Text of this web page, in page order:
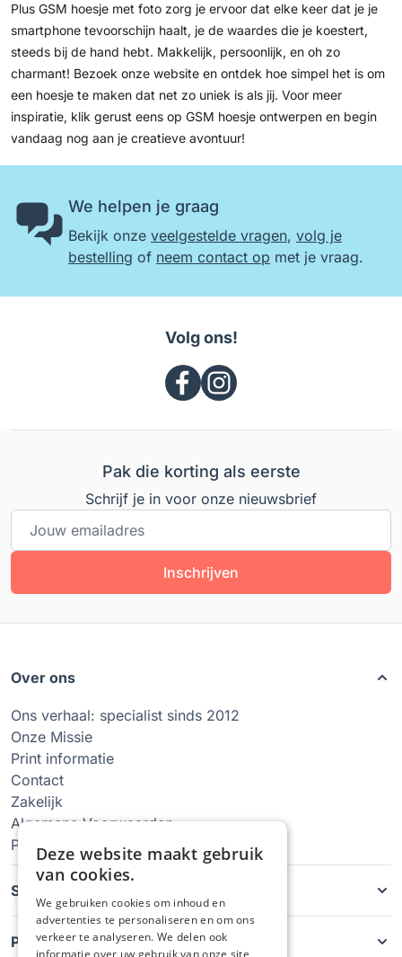
Plus GSM hoesje met foto zorg je ervoor dat elke keer dat je je
smartphone tevoorschijn haalt, je de waardes die je koestert,
steeds bij de hand hebt. Makkelijk, persoonlijk, en oh zo
charmant! Bezoek onze website en ontdek hoe simpel het is om
een hoesje te maken dat net zo uniek is als jij. Voor meer
inspiratie, klik gerust eens op GSM hoesje ontwerpen en begin
vandaag nog aan je creatieve avontuur!
We helpen je graag
Bekijk onze veelgestelde vragen, volg je
bestelling of neem contact op met je vraag.
Volg ons!
Pak die korting als eerste
Schrijf je in voor onze nieuwsbrief
E-mailadres
Inschrijven
Over ons
Ons verhaal: specialist sinds 2012
Onze Missie
Print informatie
Contact
Zakelijk
Algemene Voorwaarden
Privacy Policy
Soorten hoesjes
Producten
Deze website maakt gebruik
van cookies.
We gebruiken cookies om inhoud en
advertenties te personaliseren en om ons
verkeer te analyseren. We delen ook
informatie over uw gebruik van onze site